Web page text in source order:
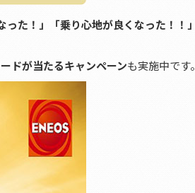
った！」「乗り心地が良くなった！！」
ドが当たるキャンペーンも実施中です。